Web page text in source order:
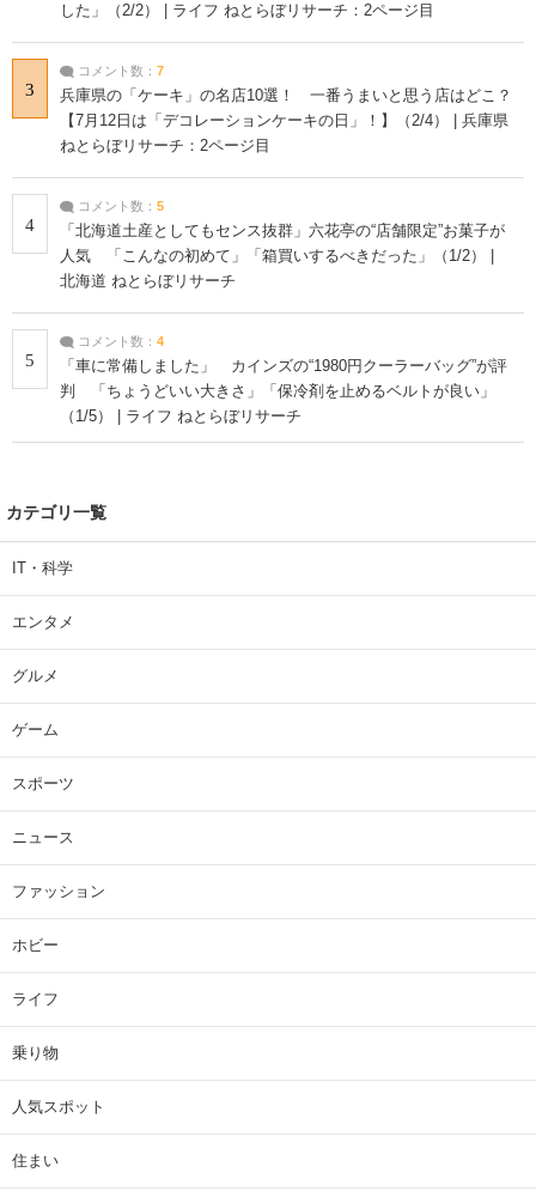
した」（2/2） | ライフ ねとらぼリサーチ：2ページ目
3
コメント数： 7
兵庫県の「ケーキ」の名店10選！ 一番うまいと思う店はどこ？
【7月12日は「デコレーションケーキの日」！】（2/4） | 兵庫県
ねとらぼリサーチ：2ページ目
4
コメント数： 5
「北海道土産としてもセンス抜群」六花亭の“店舗限定”お菓子が
人気 「こんなの初めて」「箱買いするべきだった」（1/2） |
北海道 ねとらぼリサーチ
5
コメント数： 4
「車に常備しました」 カインズの“1980円クーラーバッグ”が評
判 「ちょうどいい大きさ」「保冷剤を止めるベルトが良い」
（1/5） | ライフ ねとらぼリサーチ
カテゴリ一覧
IT・科学
エンタメ
グルメ
ゲーム
スポーツ
ニュース
ファッション
ホビー
ライフ
乗り物
人気スポット
住まい